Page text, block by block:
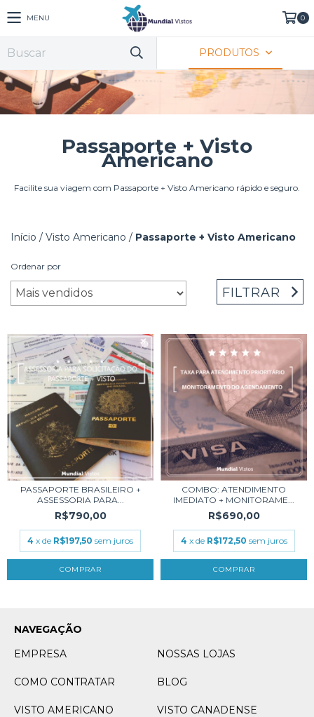
MENU 0
PRODUTOS
Passaporte + Visto
Americano
Facilite sua viagem com Passaporte + Visto Americano rápido e seguro.
Início / Visto Americano / Passaporte + Visto Americano
Ordenar por
FILTRAR
PASSAPORTE BRASILEIRO +
ASSESSORIA PARA...
R$790,00
4 x de R$197,50 sem juros
COMBO: ATENDIMENTO
IMEDIATO + MONITORAME...
R$690,00
4 x de R$172,50 sem juros
NAVEGAÇÃO
EMPRESA
NOSSAS LOJAS
COMO CONTRATAR BLOG
VISTO AMERICANO VISTO CANADENSE